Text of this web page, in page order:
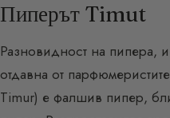
Пиперът Timut
Разновидност на пипера,
отдавна от
Timur) е фалшив пипер,